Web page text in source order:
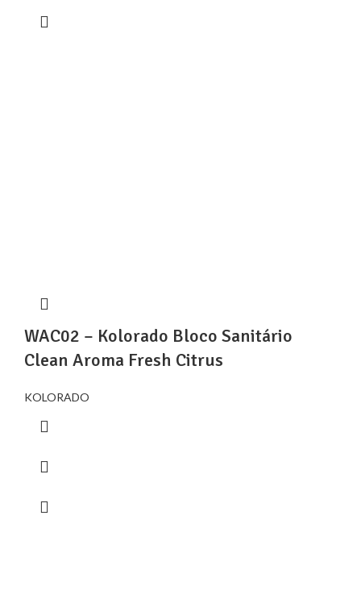
WAC02 – Kolorado Bloco Sanitário
Clean Aroma Fresh Citrus
KOLORADO